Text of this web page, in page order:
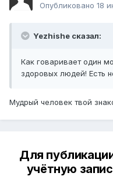
Опубликовано 18
Yezhishe сказал:
Как говаривает один
здоровых людей! Есть
Мудрый человек твой
Для
учётную